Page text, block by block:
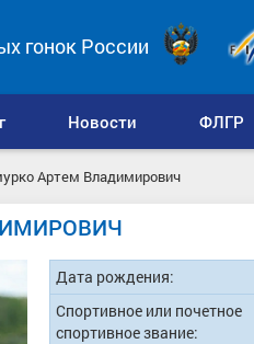
гонок России
Новости ФЛГР
Артем Владимирович
Дата рождения:
Спортивное или почетное
спортивное звание: